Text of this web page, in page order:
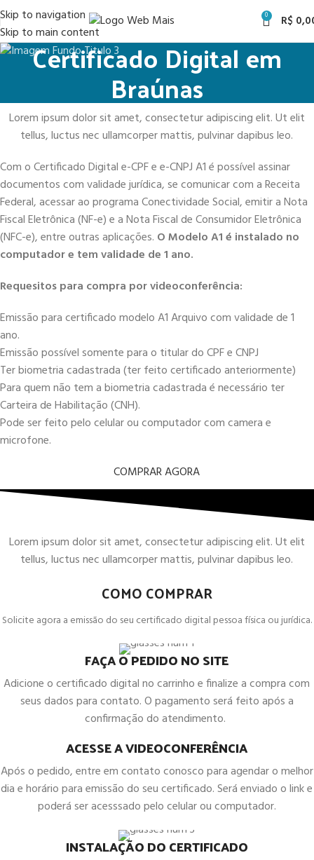
Skip to navigation
Skip to main content
0 R$
Certificado Digital em
Braúnas
Lorem ipsum dolor sit amet, consectetur adipiscing elit. Ut elit
tellus, luctus nec ullamcorper mattis, pulvinar dapibus leo.
Com o Certificado Digital e-CPF e e-CNPJ A1 é possível assinar
documentos com validade jurídica, se comunicar com a Receita
Federal, acessar ao programa Conectividade Social, emitir a Nota
Fiscal Eletrônica (NF-e) e a Nota Fiscal de Consumidor Eletrônica
(NFC-e), entre outras aplicações. O Modelo A1 é instalado no
computador e tem validade de 1 ano.
Requesitos para compra por videoconferência:
Emissão para certificado modelo A1 Arquivo com validade de 1
ano.
Emissão possível somente para o titular do CPF e CNPJ
Ter biometria cadastrada (ter feito certificado anteriormente)
Para quem não tem a biometria cadastrada é necessário ter
Carteira de Habilitação (CNH).
Pode ser feito pelo celular ou computador com camera e
microfone.
COMPRAR AGORA
Lorem ipsum dolor sit amet, consectetur adipiscing elit. Ut elit
tellus, luctus nec ullamcorper mattis, pulvinar dapibus leo.
COMO COMPRAR
Solicite agora a emissão do seu certificado digital pessoa física ou jurídica.
FAÇA O PEDIDO NO SITE
Adicione o certificado digital no carrinho e finalize a compra com
seus dados para contato. O pagamento será feito após a
confirmação do atendimento.
ACESSE A VIDEOCONFERÊNCIA
Após o pedido, entre em contato conosco para agendar o melhor
dia e horário para emissão do seu certificado. Será enviado o link e
poderá ser acesssado pelo celular ou computador.
INSTALAÇÃO DO CERTIFICADO